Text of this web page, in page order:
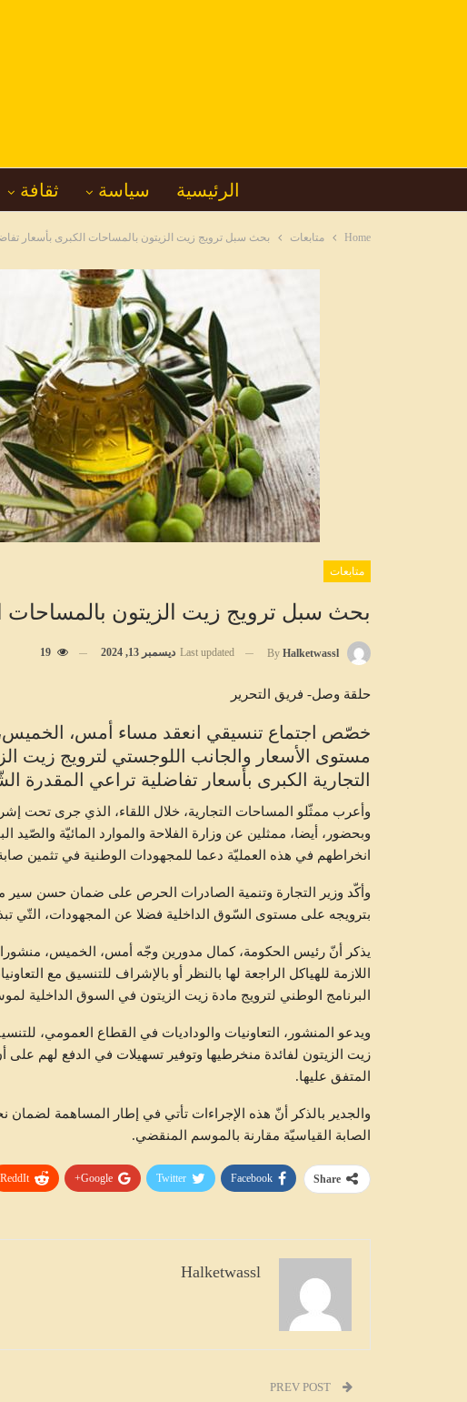
الرئيسية سياسة ثقافة
Home متابعات بحث سبل ترويج زيت الزيتون بالمساحات الكبرى بأسعار
متابعات
بحث سبل ترويج زيت الزيتون بالمساحات
By Halketwassl
Last updated ديسمبر 13, 2024 19
حلقة وصل- فريق التحرير
خصّص اجتماع تنسيقي انعقد مساء أمس، الخميس،
مستوى الأسعار والجانب اللوجستي لترويج زيت
التجارية الكبرى بأسعار تفاضلية تراعي المقدرة
وأعرب ممثّلو المساحات التجارية، خلال اللقاء، الذي جرى تحت
وبحضور، أيضا، ممثلين عن وزارة الفلاحة والموارد المائيّة
انخراطهم في هذه العمليّة دعما للمجهودات الوطنية في تثمين
وأكّد وزير التجارة وتنمية الصادرات الحرص على ضمان حسن سير
بترويجه على مستوى السّوق الداخلية فضلا عن المجهودات، التّي
يذكر أنّ رئيس الحكومة، كمال مدورين وجّه أمس، الخميس، منشورا
اللازمة للهياكل الراجعة لها بالنظر أو بالإشراف للتنسيق مع
البرنامج الوطني لترويج مادة زيت الزيتون في السوق الداخلية لموسم 2024 /
ويدعو المنشور، التعاونيات والوداديات في القطاع العمومي،
زيت الزيتون لفائدة منخرطيها وتوفير تسهيلات في الدفع لهم
المتفق عليها.
الصابة القياسيّة مقارنة بالموسم المنقضي.
Share
Facebook
Twitter
Google+
ReddIt
Halketwassl